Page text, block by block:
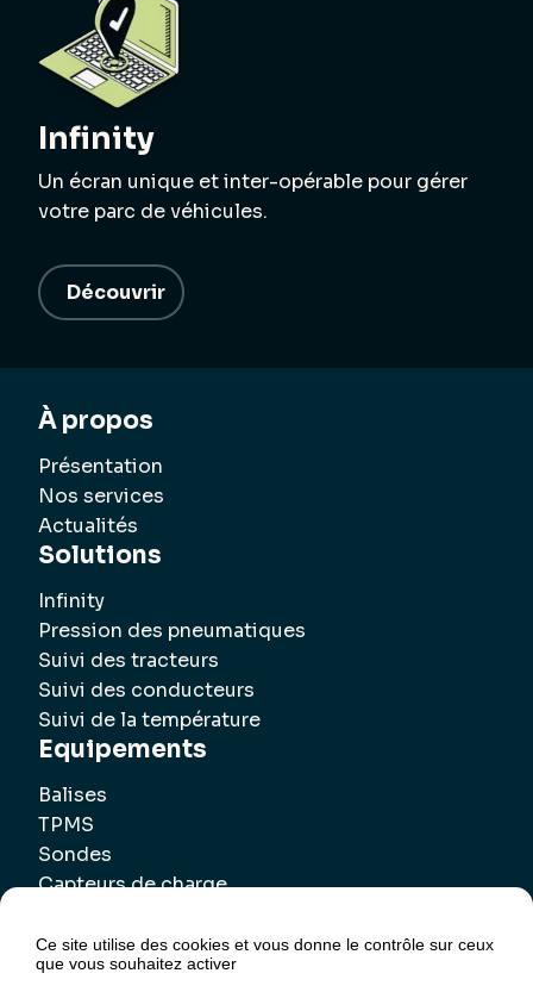
Infinity
Un écran unique et inter-opérable pour gérer
votre parc de véhicules.
Découvrir
À propos
Présentation
Nos services
Actualités
Solutions
Infinity
Pression des pneumatiques
Suivi des tracteurs
Suivi des conducteurs
Suivi de la température
Equipements
Balises
TPMS
Sondes
Capteurs de charge
Ce site utilise des cookies et vous donne le contrôle sur ceux
que vous souhaitez activer